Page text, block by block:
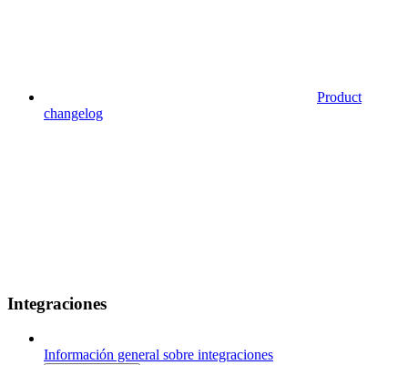
Product
changelog
Integraciones
Información general sobre integraciones